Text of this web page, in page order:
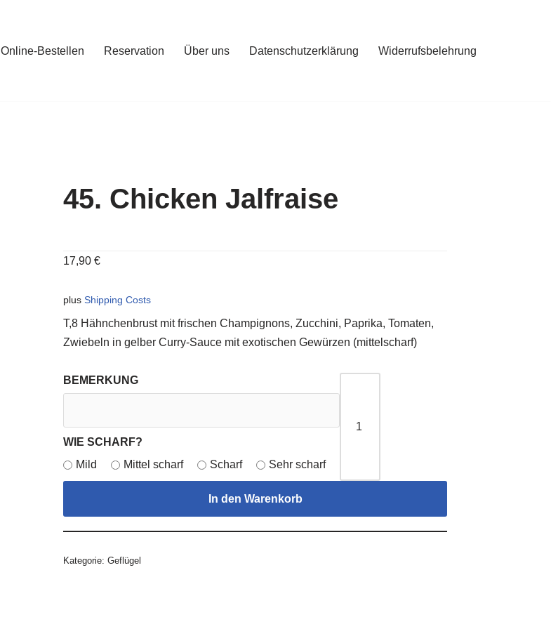
Online-Bestellen Reservation Über uns Datenschutzerklärung Widerrufsbelehrung
45. Chicken Jalfraise
17,90€
plusShipping Costs
T,8 Hähnchenbrust mit frischen Champignons, Zucchini, Paprika, Tomaten,
Zwiebeln in gelber Curry-Sauce mit exotischen Gewürzen (mittelscharf)
BEMERKUNG
WIE SCHARF?
Mild
Mittel scharf Scharf Sehr scharf
In den Warenkorb
Kategorie:Geflügel